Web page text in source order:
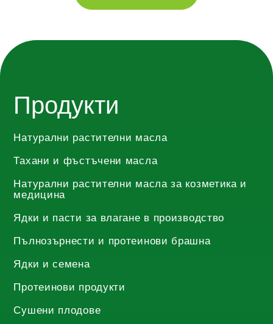
Продукти
Натурални растителни масла
Тахани и фъстъчени масла
Натурални растителни масла за козметика и
медицина
Ядки и пасти за влагане в производство
Пълнозърнести и протеинови брашна
Ядки и семена
Протеинови продукти
Сушени плодове